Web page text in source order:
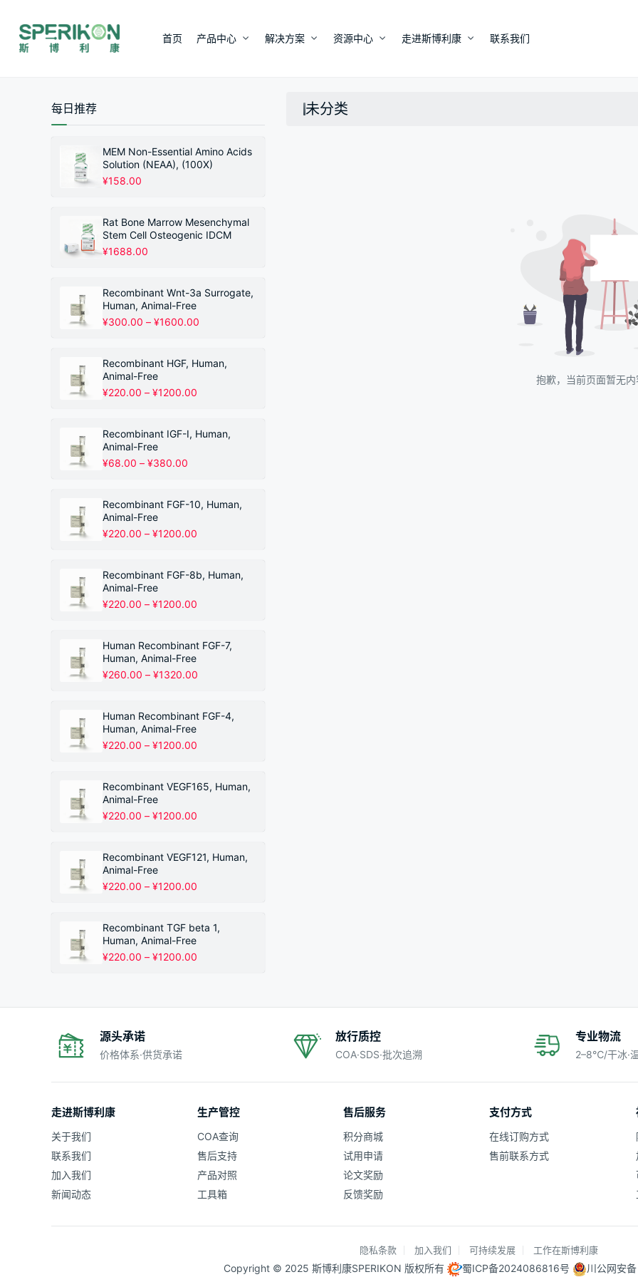
首页 产品中心 解决方案 资源中心 走进斯博利康 联系我们
未分类
抱歉，当前页面暂无
每日推荐
MEM Non-Essential Amino Acids
Solution (NEAA), (100X)
¥158.00
Rat Bone Marrow Mesenchymal
Stem Cell Osteogenic IDCM
¥1688.00
Recombinant Wnt-3a Surrogate,
Human, Animal-Free
¥300.00 – ¥1600.00
围：
¥300.00
Recombinant HGF, Human,
Animal-Free
¥220.00 – ¥1200.00
围：
¥220.00
Recombinant IGF-I, Human,
Animal-Free
¥68.00 – ¥380.00
围：
¥68.00
¥380.00
Recombinant FGF-10, Human,
Animal-Free
¥220.00 – ¥1200.00
围：
¥220.00
Recombinant FGF-8b, Human,
Animal-Free
¥220.00 – ¥1200.00
围：
¥220.00
¥1200.00
Human Recombinant FGF-7,
Human, Animal-Free
¥260.00 – ¥1320.00
围：
¥260.00
Human Recombinant FGF-4,
Human, Animal-Free
¥220.00 – ¥1200.00
围：
¥220.00
Recombinant VEGF165, Human,
Animal-Free
¥220.00 – ¥1200.00
围：
¥220.00
Recombinant VEGF121, Human,
Animal-Free
¥220.00 – ¥1200.00
围：
¥220.00
Recombinant TGF beta 1,
Human, Animal-Free
¥220.00 – ¥1200.00
¥220.00
源头承诺
价格体系·供货承诺
放行质控
COA·SDS·批次追溯
专业物流
2–8℃/干冰·
走进斯博利康
关于我们
联系我们
加入我们
新闻动态
生产管控
COA查询
售后支持
产品对照
工具箱
售后服务
积分商城
试用申请
论文奖励
反馈奖励
支付方式
在线订购方式
售前联系方式
隐私条款 加入我们 可持续发展 工作在斯博利康
Copyright © 2025 斯博利康SPERIKON 版权所有 蜀ICP备2024086816号 川公网安